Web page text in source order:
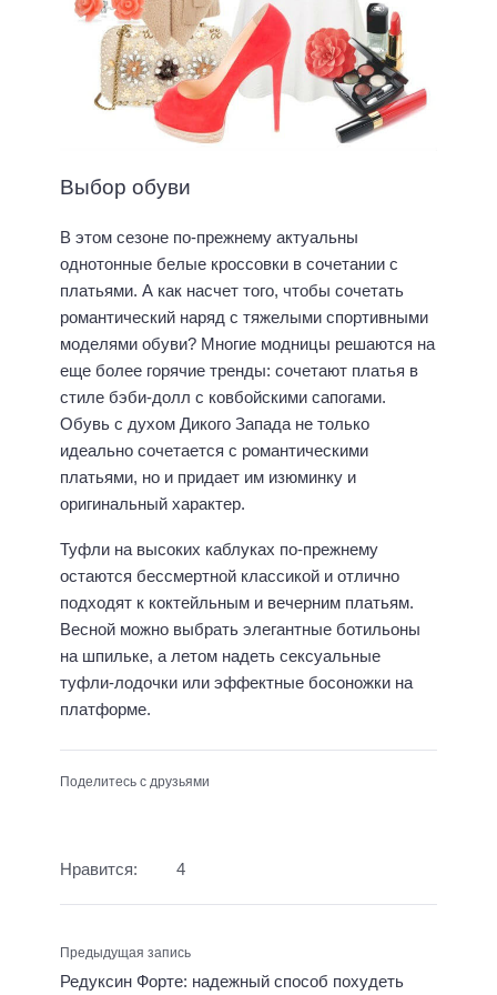
Выбор обуви
В этом сезоне по-прежнему актуальны
однотонные белые кроссовки в сочетании с
платьями. А как насчет того, чтобы сочетать
романтический наряд с тяжелыми спортивными
моделями обуви? Многие модницы решаются на
еще более горячие тренды: сочетают платья в
стиле бэби-долл с ковбойскими сапогами.
Обувь с духом Дикого Запада не только
идеально сочетается с романтическими
платьями, но и придает им изюминку и
оригинальный характер.
Туфли на высоких каблуках по-прежнему
остаются бессмертной классикой и отлично
подходят к коктейльным и вечерним платьям.
Весной можно выбрать элегантные ботильоны
на шпильке, а летом надеть сексуальные
туфли-лодочки или эффектные босоножки на
платформе.
Поделитесь с друзьями
Нравится: 4
Предыдущая запись
Редуксин Форте: надежный способ похудеть